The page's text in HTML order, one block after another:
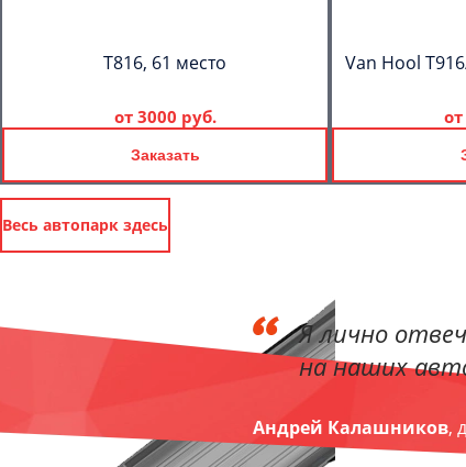
T816, 61 место
от 3000 руб.
Заказать
Van Hool
от
Весь автопарк здесь
Я лично
на наших
Андрей Калашников,